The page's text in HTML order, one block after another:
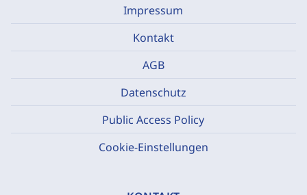
Impressum
Kontakt
AGB
Datenschutz
Public Access Policy
Cookie-Einstellungen